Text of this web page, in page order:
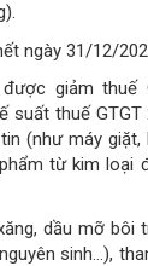
ngày 31/12/
giảm thuế
thuế
(như máy
từ kim loại
dầu mỡ bôi
sinh…),